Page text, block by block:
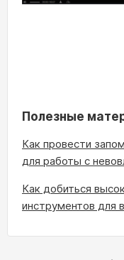
Полезные
Как провести
для работы с
Как добиться
инструментов для